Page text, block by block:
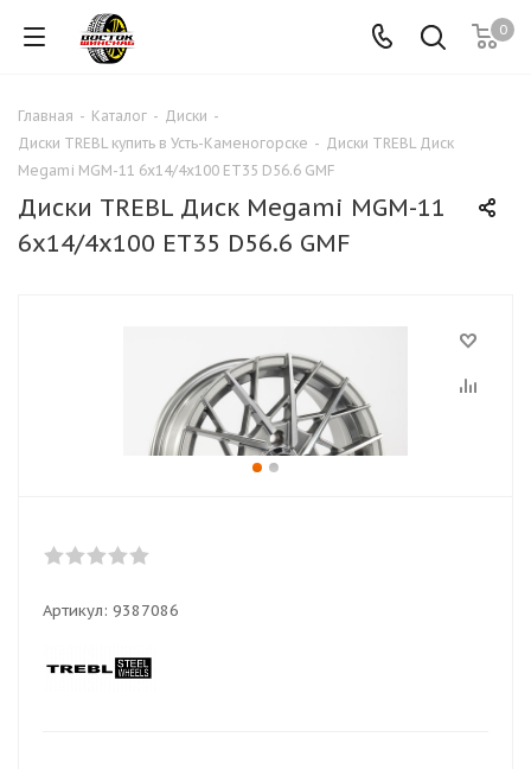
0
Главная - Каталог - Диски -
Диски TREBL купить в Усть-Каменогорске - Диски TREBL Диск
Megami MGM-11 6x14/4x100 ET35 D56.6 GMF
Диски TREBL Диск Megami MGM-11
6x14/4x100 ET35 D56.6 GMF
Артикул: 9387086